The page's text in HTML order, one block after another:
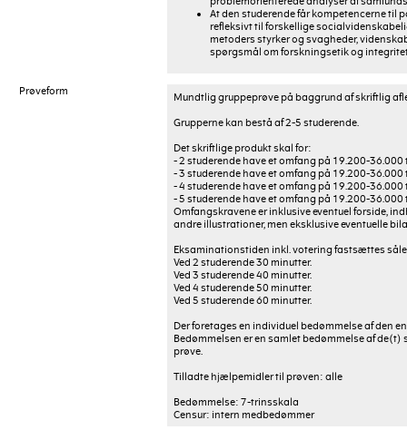
At den studerende får kompetencerne til
refleksivt til forskellige
metoders styrker og svagheder,
spørgsmål om forskningsetik og
Prøveform
Mundtlig gruppeprøve på baggrund af skriftlig
Grupperne kan bestå af 2-5 studerende.
Det skriftlige produkt skal for:
- 2 studerende have et omfang på 19.200-36.000
- 3 studerende have et omfang på 19.200-36.000
- 4 studerende have et omfang på 19.200-36.000
- 5 studerende have et omfang på 19.200-36.000
Omfangskravene er inklusive eventuel forside,
andre illustrationer, men eksklusive eventuelle
Eksaminationstiden inkl. votering fastsættes
Ved 2 studerende 30 minutter.
Ved 3 studerende 40 minutter.
Ved 4 studerende 50 minutter.
Ved 5 studerende 60 minutter.
Der foretages en individuel bedømmelse af den
Bedømmelsen er en samlet bedømmelse af
prøve.
Tilladte hjælpemidler til prøven: alle
Bedømmelse: 7-trinsskala
Censur: intern medbedømmer